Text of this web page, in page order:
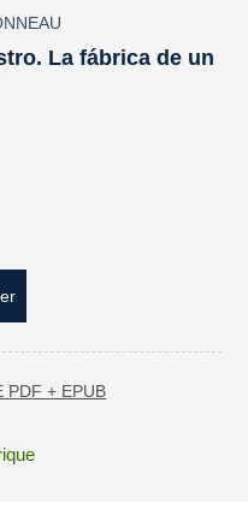
La fábrica de un
PDF + EPUB